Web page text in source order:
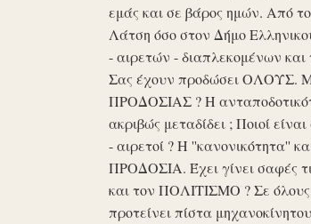
εμάς και σε βάρος ημών. Από το
Λάτση όσο στον Δήμο
- αιρετών - διαπλεκομένων
Σας έχουν προδώσει ΟΛΟΥΣ.
ΠΡΟΔΟΣΙΑΣ ? Η
ακριβώς μεταδίδει ; Ποιοί
- αιρετοί ? Η ''κανονικότητα''
ΠΡΟΔΟΣΙΑ. Έχει γίνει σαφές
και τον ΠΟΛΙΤΙΣΜΟ ? Σε
προτείνει πίστα